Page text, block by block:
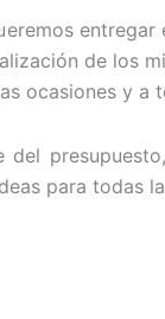
de los
ocasiones y a
del
para todas